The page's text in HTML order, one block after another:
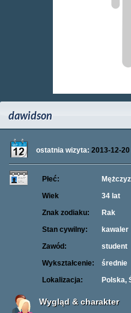
dawidson
ostatnia wizyta: 2013-12-
Płeć:
Wiek
34 lat
Znak zodiaku:
Rak
Stan cywilny:
kawaler
Zawód:
student
Wykształcenie:
średnie
Lokalizacja:
Polska,
Wygląd & charakter